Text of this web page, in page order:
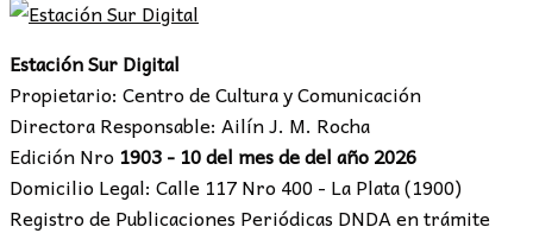
Estación Sur Digital
Propietario: Centro de Cultura y Comunicación
Directora Responsable: Ailín J. M. Rocha
Edición Nro 1903 - 10 del mes de del año 2026
Domicilio Legal: Calle 117 Nro 400 - La Plata (1900)
Registro de Publicaciones Periódicas DNDA en trámite